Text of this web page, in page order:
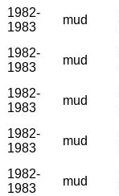
1982-
1983
mud
1982-
1983
mud
1982-
1983
mud
1982-
1983
mud
1982-
1983
mud